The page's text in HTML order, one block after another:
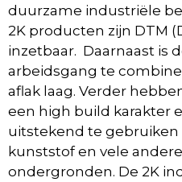
duurzame industriële
2K producten zijn DTM
inzetbaar. Daarnaast is
arbeidsgang te
aflak laag. Verder
een high build karakter
uitstekend te
kunststof en vele andere
ondergronden. De 2K